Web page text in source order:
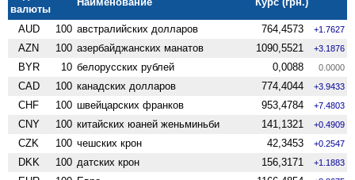
валюты
AUD 100 австралийских долларов 764,4573 +1.7627
AZN 100 азербайджанских манатов 1090,5521 +3.1876
BYR 10 белорусских рублей 0,0088 0.0000
CAD 100 канадских долларов 774,4044 +3.9433
CHF 100 швейцарских франков 953,4784 +7.4803
CNY 100 китайских юаней женьминьби 141,1321 +0.4909
CZK 100 чешских крон 42,3453 +0.2547
DKK 100 датских крон 156,3171 +1.1883